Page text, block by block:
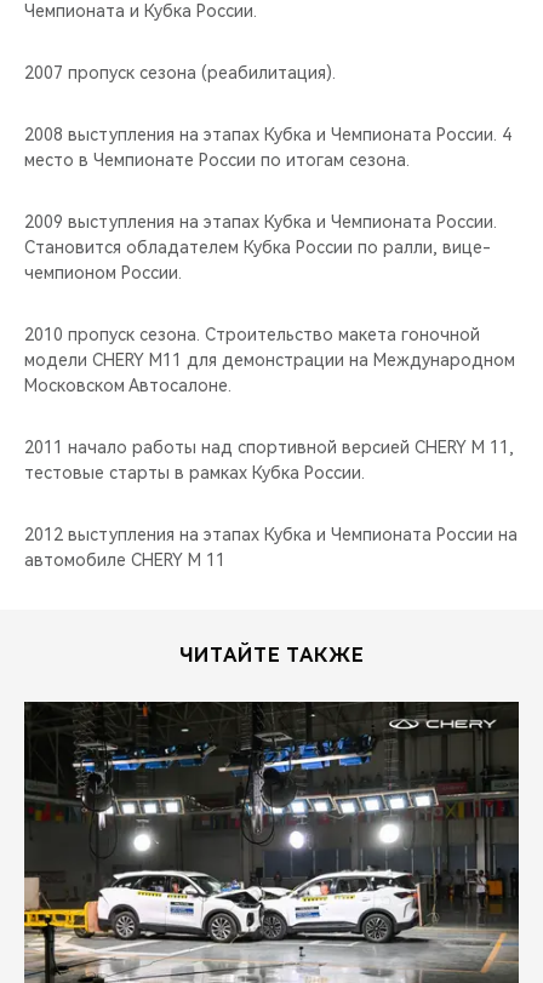
Чемпионата и Кубка России.
2007 пропуск сезона (реабилитация).
2008 выступления на этапах Кубка и Чемпионата России. 4
место в Чемпионате России по итогам сезона.
2009 выступления на этапах Кубка и Чемпионата России.
Становится обладателем Кубка России по ралли, вице-
чемпионом России.
2010 пропуск сезона. Строительство макета гоночной
модели CHERY M11 для демонстрации на Международном
Московском Автосалоне.
2011 начало работы над спортивной версией CHERY М 11,
тестовые старты в рамках Кубка России.
2012 выступления на этапах Кубка и Чемпионата России на
автомобиле CHERY М 11
ЧИТАЙТЕ ТАКЖЕ